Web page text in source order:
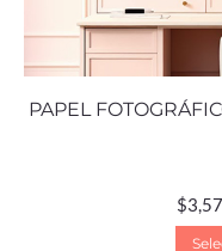
PAPEL
$